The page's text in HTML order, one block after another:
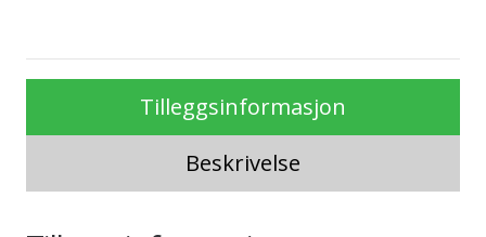
Tilleggsinformasjon
Beskrivelse